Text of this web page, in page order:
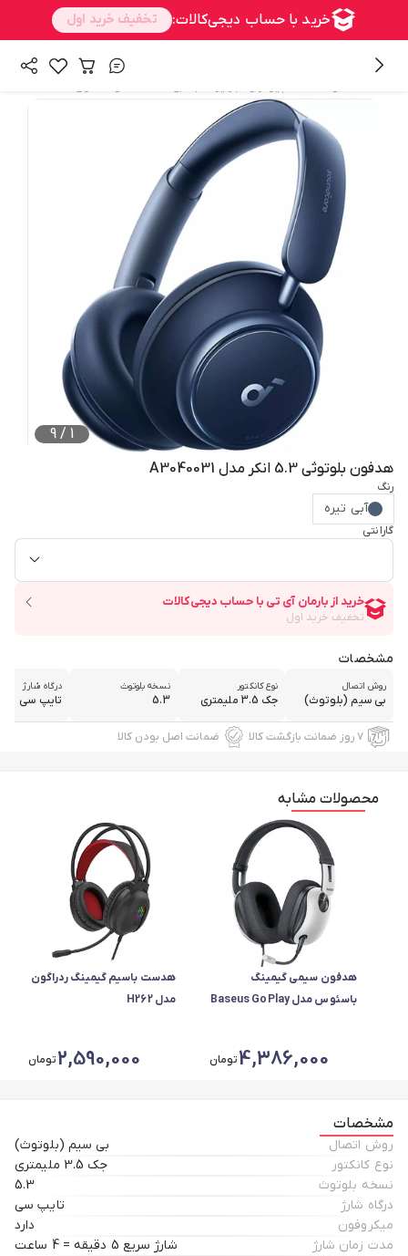
1
/
9
هدفون بلوتوثی 5.3 انکر مدل A3040031
رنگ
آبی تیره
گارانتی
مشخصات
روش اتصال
بی سیم (بلوتوث)
نوع کانکتور
جک 3.5 ملیمتری
نسخه بلوتوث
5.3
درگاه شارژ
تایپ سی
۷ روز ضمانت بازگشت کالا ضمانت اصل بودن کالا
محصولات مشابه
هدفون سیمی گیمینگ
باسئوس مدل Baseus GoPlay
4,386,000تومان
هدست باسیم گیمینگ ردراگون
مدل H262
2,590,000تومان
مشخصات
روش اتصال
بی سیم (بلوتوث)
نوع کانکتور
جک 3.5 ملیمتری
نسخه بلوتوث
5.3
درگاه شارژ
تایپ سی
میکروفون
دارد
مدت زمان شارژ
شارژ سریع 5 دقیقه = 4 ساعت